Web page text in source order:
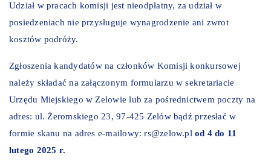
Udział w pracach komisji jest nieodpłatny, za udział w
posiedzeniach nie przysługuje wynagrodzenie ani zwrot
kosztów podróży.
Zgłoszenia kandydatów na członków Komisji konkursowej
należy składać na załączonym formularzu w sekretariacie
Urzędu Miejskiego w Zelowie lub za pośrednictwem poczty na
adres: ul. Żeromskiego 23, 97-425 Zelów bądź przesłać w
formie skanu na adres e-mailowy: rs@zelow.plod 4 do 11
lutego 2025 r.